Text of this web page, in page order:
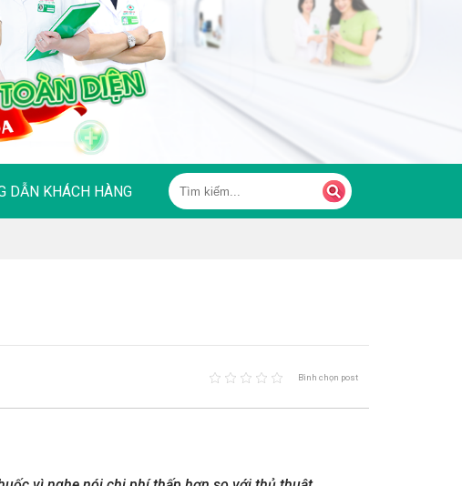
DẪN KHÁCH HÀNG
Bình chọn post